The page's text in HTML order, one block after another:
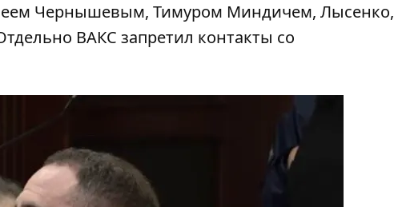
Чернышевым, Тимуром Миндичем, Лысенко,
ВАКС запретил контакты со